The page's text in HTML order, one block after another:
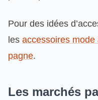
Pour des idées
les accessoires
pagne.
Les marchés